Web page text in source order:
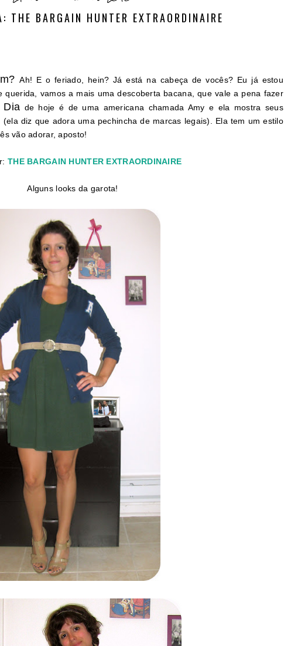
THE BARGAIN HUNTER EXTRAORDINAIRE
Ah! E o feriado, hein? Já está na cabeça de vocês? Eu já estou
querida, vamos a mais uma descoberta bacana, que vale a pena fazer
Dia de hoje é de uma americana chamada Amy e ela mostra seus
diz que adora uma pechincha de marcas legais). Ela tem um estilo
vão adorar, aposto!
THE BARGAIN HUNTER EXTRAORDINAIRE
Alguns looks da garota!